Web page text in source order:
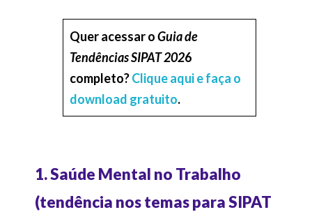
Quer acessar oGuia de
Tendências SIPAT 2026
completo?Clique aqui e faça o
download gratuito.
1. Saúde Mental no Trabalho
(tendência nos temas para SIPAT